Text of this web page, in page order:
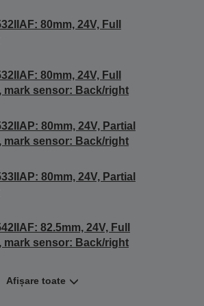
80mm, 24V, Full
80mm, 24V, Full
mark sensor: Back/right
80mm, 24V, Partial
mark sensor: Back/right
80mm, 24V, Partial
82.5mm, 24V, Full
mark sensor: Back/right
Afișare toate